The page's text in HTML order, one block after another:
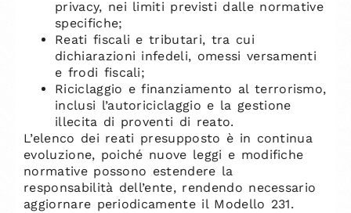
privacy, nei limiti previsti dalle normative
specifiche;
Reati fiscali e tributari, tra cui
dichiarazioni infedeli, omessi versamenti
e frodi fiscali;
Riciclaggio e finanziamento al terrorismo,
inclusi l’autoriciclaggio e la gestione
illecita di proventi di reato.
L’elenco dei reati presupposto è in continua
evoluzione, poiché nuove leggi e modifiche
normative possono estendere la
responsabilità dell’ente, rendendo necessario
aggiornare periodicamente il Modello 231.